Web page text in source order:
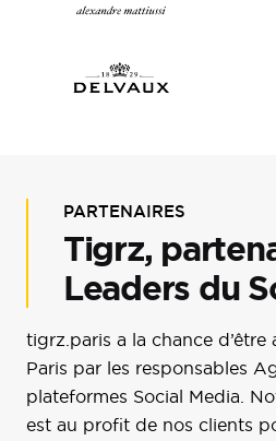
PARTENAIRES
Tigrz,
Leaders du
tigrz.paris a la chance
Paris par les responsables
plateformes Social Media.
est au profit de nos clients